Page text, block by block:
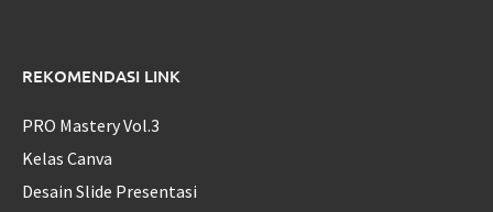
REKOMENDASI LINK
PRO Mastery Vol.3
Kelas Canva
Desain Slide Presentasi